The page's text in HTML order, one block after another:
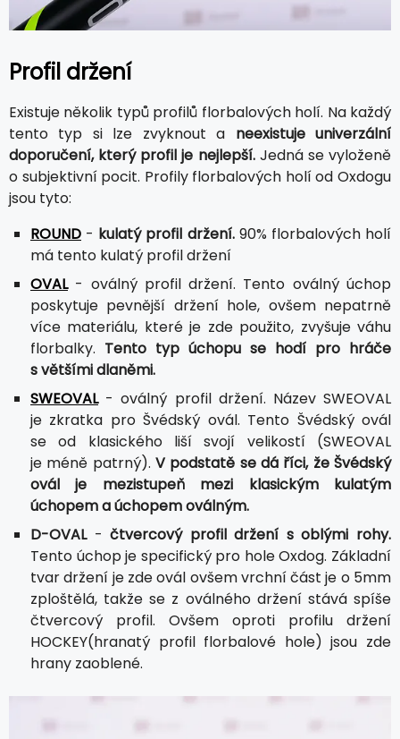
Profil držení
Existuje několik typů profilů florbalových holí. Na každý
tento typ si lze zvyknout a neexistuje univerzální
doporučení, který profil je nejlepší.Jedná se vyloženě
o subjektivní pocit. Profily florbalových holí od Oxdogu
jsou tyto:
ROUND - kulatý profil držení.90% florbalových holí
má tento kulatý profil držení
OVAL- oválný profil držení. Tento oválný úchop
poskytuje pevnější držení hole, ovšem nepatrně
více materiálu, které je zde použito, zvyšuje váhu
florbalky. Tento typ úchopu se hodí pro hráče
s většími dlaněmi.
SWEOVAL- oválný profil držení. Název SWEOVAL
je zkratka pro Švédský ovál. Tento Švédský ovál
se od klasického liší svojí velikostí (SWEOVAL
je méně patrný). V podstatě se dá říci, že Švédský
ovál je mezistupeň mezi klasickým kulatým
úchopem a úchopem oválným.
D-OVAL-čtvercový profil držení s oblými rohy.
Tento úchop je specifický pro hole Oxdog. Základní
tvar držení je zde ovál ovšem vrchní část je o 5mm
zploštělá, takže se z oválného držení stává spíše
čtvercový profil. Ovšem oproti profilu držení
HOCKEY(hranatý profil florbalové hole) jsou zde
hrany zaoblené.